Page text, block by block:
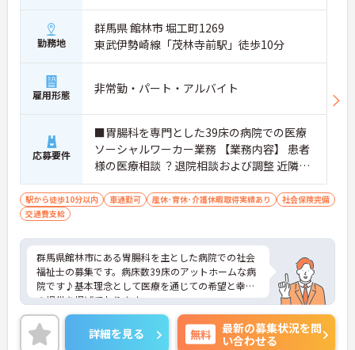
勤務地
群馬県 館林市 堀工町1269
東武伊勢崎線「茂林寺前駅」徒歩10分
雇用形態 非常勤・パート・アルバイト
応募要件
■胃腸科を専門とした39床の病院での医療
ソーシャルワーカー業務 【業務内容】 患者
様の医療相談 ？退院相談および調整 近隣施
設との連携・調整業務等 その他？般的な医
療ソーシャルワーカーに付随する業務
駅から徒歩10分以内 車通勤可 産休･育休･介護休暇取得実績あり
社会保険完備
交通費支給
群馬県館林市にある胃腸科を主とした病院での社会
福祉士の募集です。病床数39床のアットホームな病
院です♪基本理念として医療を通じての希望と幸せ
の提供を掲げております。
ご興味ある方には、面接のポイントなど、さらに詳
細をお話致しますのでお気軽にご相談ください。
詳細を見る 無料
最新の募集状況を問
い合わせる